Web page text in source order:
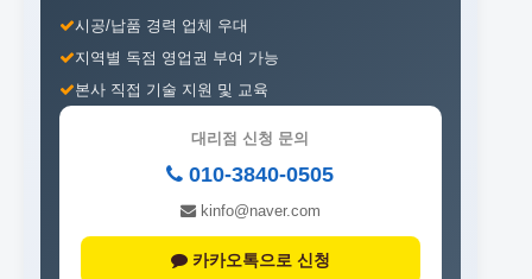
시공/납품 경력 업체 우대
지역별 독점 영업권 부여 가능
본사 직접 기술 지원 및 교육
대리점 신청 문의
010-3840-0505
kinfo@naver.com
카카오톡으로 신청